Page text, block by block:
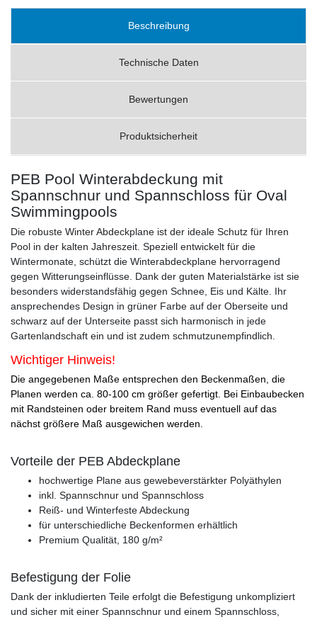
Beschreibung
Technische Daten
Bewertungen
Produktsicherheit
PEB Pool Winterabdeckung mit
Spannschnur und Spannschloss für Oval
Swimmingpools
Die robuste Winter Abdeckplane ist der ideale Schutz für Ihren
Pool in der kalten Jahreszeit. Speziell entwickelt für die
Wintermonate, schützt die Winterabdeckplane hervorragend
gegen Witterungseinflüsse. Dank der guten Materialstärke ist sie
besonders widerstandsfähig gegen Schnee, Eis und Kälte. Ihr
ansprechendes Design in grüner Farbe auf der Oberseite und
schwarz auf der Unterseite passt sich harmonisch in jede
Gartenlandschaft ein und ist zudem schmutzunempfindlich.
Wichtiger Hinweis!
Die angegebenen Maße entsprechen den Beckenmaßen, die
Planen werden ca. 80-100 cm größer gefertigt. Bei Einbaubecken
mit Randsteinen oder breitem Rand muss eventuell auf das
nächst größere Maß ausgewichen werden.
Vorteile der PEB Abdeckplane
hochwertige Plane aus gewebeverstärkter Polyäthylen
inkl. Spannschnur und Spannschloss
Reiß- und Winterfeste Abdeckung
für unterschiedliche Beckenformen erhältlich
Premium Qualität, 180 g/m²
Befestigung der Folie
Dank der inkludierten Teile erfolgt die Befestigung unkompliziert
und sicher mit einer Spannschnur und einem Spannschloss,